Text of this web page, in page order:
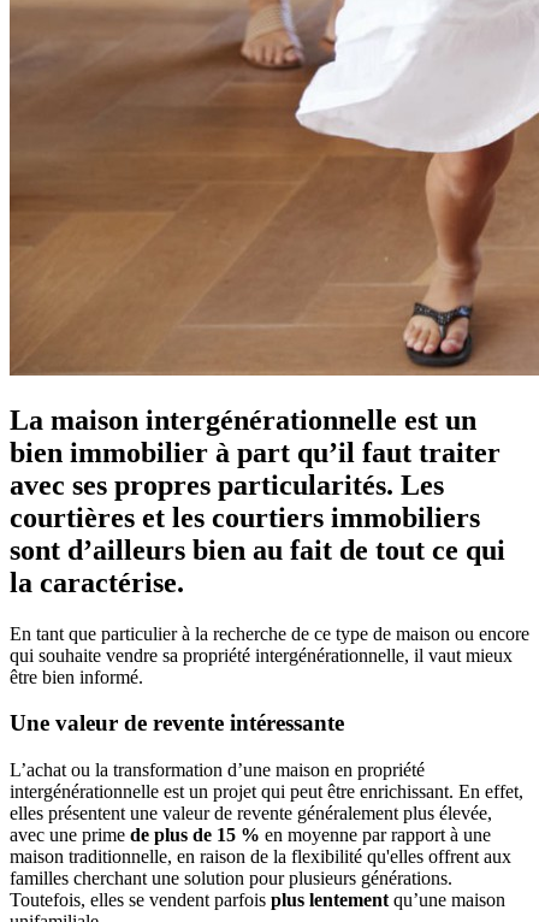
La maison intergénérationnelle est un
bien immobilier à part qu’il faut traiter
avec ses propres particularités. Les
courtières et les courtiers immobiliers
sont d’ailleurs bien au fait de tout ce qui
la caractérise.
En tant que particulier à la recherche de ce type de maison ou encore
qui souhaite vendre sa propriété intergénérationnelle, il vaut mieux
être bien informé.
Une valeur de revente intéressante
L’achat ou la transformation d’une maison en propriété
intergénérationnelle est un projet qui peut être enrichissant. En effet,
elles présentent une valeur de revente généralement plus élevée,
avec une prime de plus de 15 % en moyenne par rapport à une
maison traditionnelle, en raison de la flexibilité qu'elles offrent aux
familles cherchant une solution pour plusieurs générations.
Toutefois, elles se vendent parfois plus lentement qu’une maison